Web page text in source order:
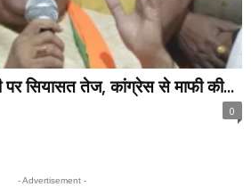
पर सियासत तेज, कांग्रेस से माफी की...
0
- Advertisement -